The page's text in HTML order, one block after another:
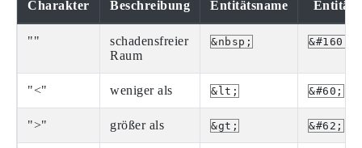
Charakter Beschreibung Entitätsname
Entität
""
schadensfreier
Raum
&nbsp; &#160;
"<" weniger als &lt; &#60;
">" größer als &gt; &#62;